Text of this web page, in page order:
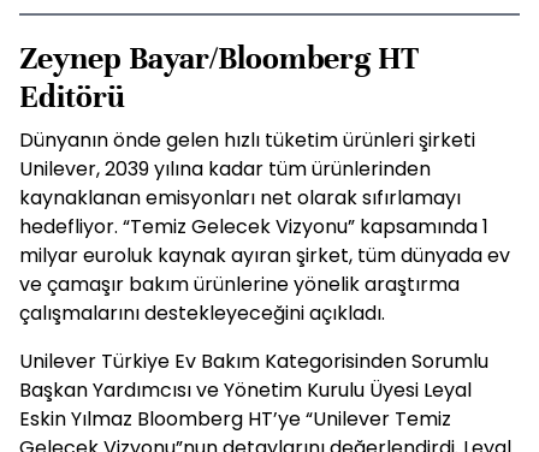
Zeynep Bayar/Bloomberg HT
Editörü
Dünyanın önde gelen hızlı tüketim ürünleri şirketi
Unilever, 2039 yılına kadar tüm ürünlerinden
kaynaklanan emisyonları net olarak sıfırlamayı
hedefliyor. “Temiz Gelecek Vizyonu” kapsamında 1
milyar euroluk kaynak ayıran şirket, tüm dünyada ev
ve çamaşır bakım ürünlerine yönelik araştırma
çalışmalarını destekleyeceğini açıkladı.
Unilever Türkiye Ev Bakım Kategorisinden Sorumlu
Başkan Yardımcısı ve Yönetim Kurulu Üyesi Leyal
Eskin Yılmaz Bloomberg HT’ye “Unilever Temiz